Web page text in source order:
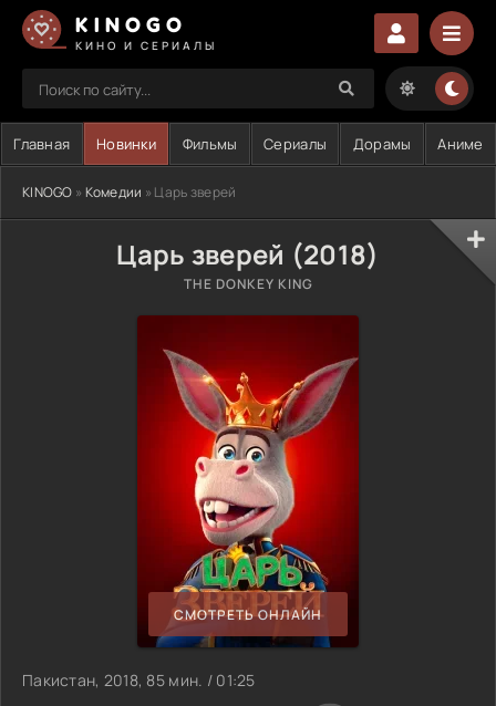
KINOGO
КИНО И СЕРИАЛЫ
Главная Новинки Фильмы Сериалы Дорамы Аниме
KINOGO » Комедии » Царь зверей
Царь зверей (2018)
THE DONKEY KING
СМОТРЕТЬ ОНЛАЙН
Пакистан, 2018, 85 мин. / 01:25